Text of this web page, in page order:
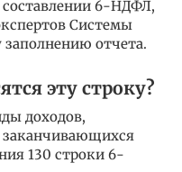
составлении 6-НДФЛ,
Системы
отчета.
эту строку?
доходов,
130 строки 6-